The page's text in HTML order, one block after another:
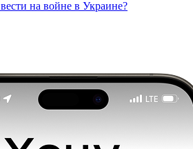
на войне в Украине?